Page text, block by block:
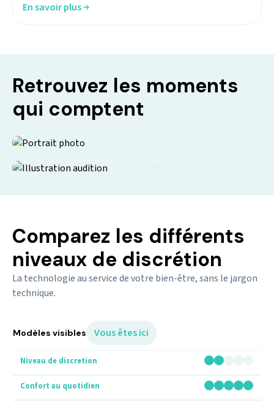
En savoir plus
Retrouvez les moments
qui comptent
Comparez les différents
niveaux de discrétion
La technologie au service de votre bien-être, sans le jargon
technique.
Modèles visibles Vous êtes ici